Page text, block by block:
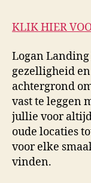
KLIK HIER
Logan
gezelligheid
achtergrond
vast te leggen
jullie voor
oude locaties
voor elke
vinden.